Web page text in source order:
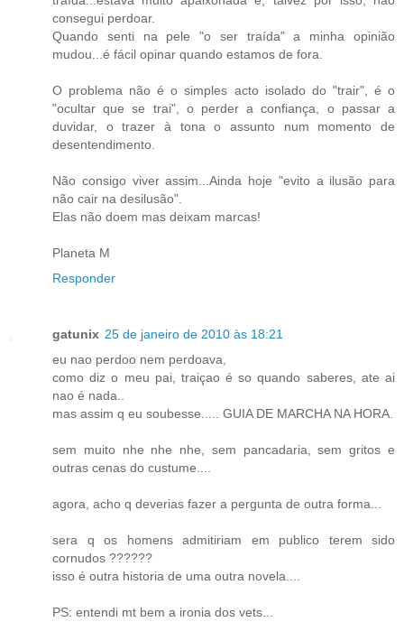
consegui perdoar.
Quando senti na pele "o ser traída" a minha opinião
mudou...é fácil opinar quando estamos de fora.
O problema não é o simples acto isolado do "trair", é o
"ocultar que se trai", o perder a confiança, o passar a
duvidar, o trazer à tona o assunto num momento de
desentendimento.
Não consigo viver assim...Ainda hoje "evito a ilusão para
não cair na desilusão".
Elas não doem mas deixam marcas!
Planeta M
Responder
gatunix 25 de janeiro de 2010 às 18:21
eu nao perdoo nem perdoava,
como diz o meu pai, traiçao é so quando saberes, ate ai
nao é nada..
mas assim q eu soubesse..... GUIA DE MARCHA NA HORA.
sem muito nhe nhe nhe, sem pancadaria, sem gritos e
outras cenas do custume....
agora, acho q deverias fazer a pergunta de outra forma...
sera q os homens admitiriam em publico terem sido
cornudos ??????
isso é outra historia de uma outra novela....
PS: entendi mt bem a ironia dos vets...